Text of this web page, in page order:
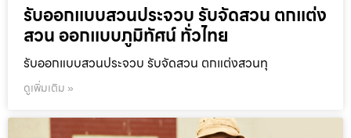
รับออกแบบสวนประจวบ รับจัดสวน ตกแต่ง
สวน ออกแบบภูมิทัศน์ ทั่วไทย
รับออกแบบสวนประจวบ รับจัดสวน ตกแต่งสวนทุ
ดูเพิ่มเติม »